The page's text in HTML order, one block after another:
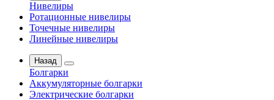
Нивелиры
Ротационные нивелиры
Точечные нивелиры
Линейные нивелиры
Назад
Болгарки
Аккумуляторные болгарки
Электрические болгарки